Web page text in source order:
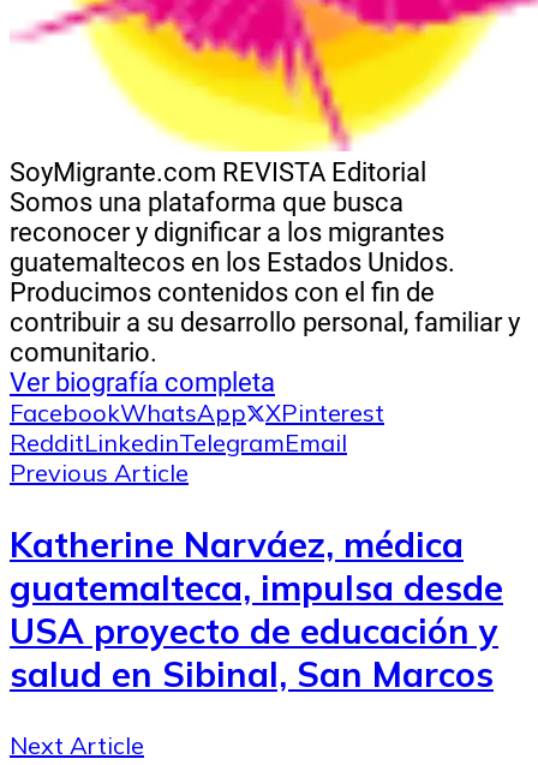
SoyMigrante.com REVISTA Editorial
Somos una plataforma que busca
reconocer y dignificar a los migrantes
guatemaltecos en los Estados Unidos.
Producimos contenidos con el fin de
contribuir a su desarrollo personal, familiar y
comunitario.
Ver biografía completa
FacebookWhatsApp XPinterest
RedditLinkedinTelegramEmail
Previous Article
Katherine Narváez, médica
guatemalteca, impulsa desde
USA proyecto de educación y
salud en Sibinal, San Marcos
Next Article